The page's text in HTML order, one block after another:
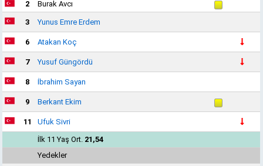
2
Burak Avcı
3 Yunus Emre Erdem
6 Atakan Koç
7 Yusuf Güngördü
8 İbrahim Sayan
9 Berkant Ekim
11
Ufuk Sivri
İlk 11 Yaş Ort. 21,54
Yedekler